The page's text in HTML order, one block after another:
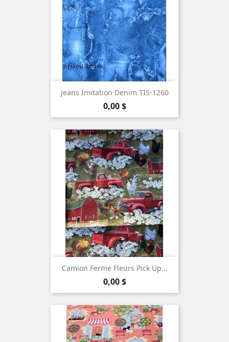
Jeans Imitation Denim TIS-1260
Prix
0,00 $
Camion Ferme Fleurs Pick Up...
Prix
0,00 $